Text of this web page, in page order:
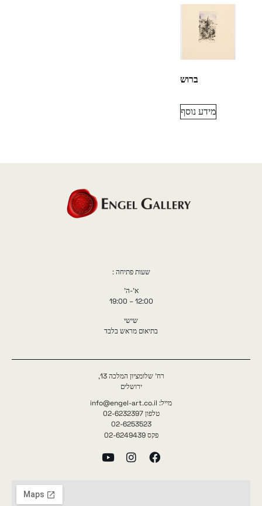
ברוש
מידע נוסף
שעות פתיחה :
א'-ה'
12:00 – 19:00
שישי
בתיאום מראש בלבד
רח' שלומציון המלכה 13,
ירושלים
מייל: info@engel-art.co.il
טלפון 02-6232397
02-6253523
פקס 02-6249439